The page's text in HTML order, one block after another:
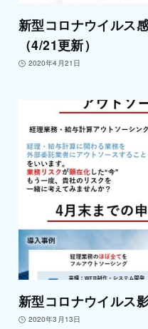
新型コロナウイルス
（4/21更新）
2020年4月21日
新型コロナウイルス
2020年3月13日